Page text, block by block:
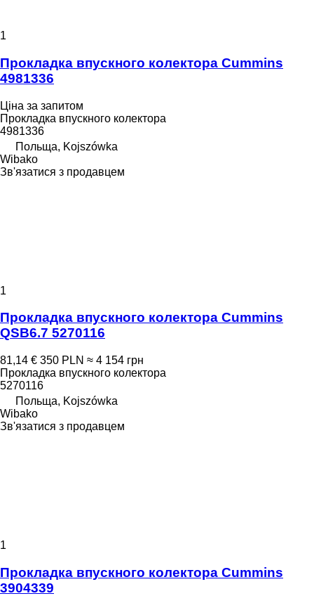
1
Прокладка впускного колектора Cummins
4981336
Ціна за запитом
Прокладка впускного колектора
4981336
Польща, Kojszówka
Wibako
Зв'язатися з продавцем
1
Прокладка впускного колектора Cummins
QSB6.7 5270116
81,14 € 350 PLN ≈ 4 154 грн
Прокладка впускного колектора
5270116
Польща, Kojszówka
Wibako
Зв'язатися з продавцем
1
Прокладка впускного колектора Cummins
3904339